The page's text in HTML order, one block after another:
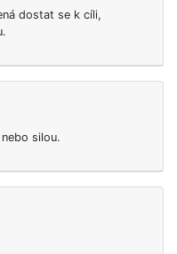
dostat se k cíli,
silou.